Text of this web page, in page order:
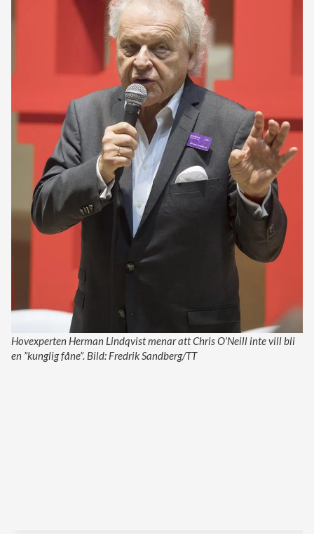
Hovexperten Herman Lindqvist menar att Chris O’Neill inte vill bli
en ”kunglig fåne”. Bild: Fredrik Sandberg/TT